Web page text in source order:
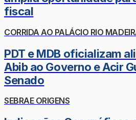
fiscal
CORRIDA AO PALÁCIO RIO
PDT e MDB oficializam
Abib ao Governo e Acir
Senado
SEBRAE ORIGENS